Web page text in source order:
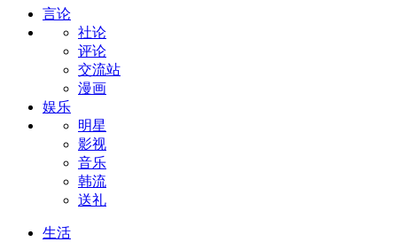
言论
社论
评论
交流站
漫画
娱乐
明星
影视
音乐
韩流
送礼
生活